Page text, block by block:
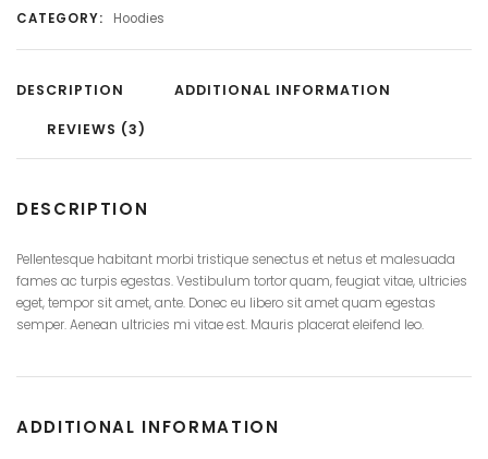
CATEGORY:
Hoodies
DESCRIPTION ADDITIONAL INFORMATION
REVIEWS (3)
DESCRIPTION
Pellentesque habitant morbi tristique senectus et netus et malesuada
fames ac turpis egestas. Vestibulum tortor quam, feugiat vitae, ultricies
eget, tempor sit amet, ante. Donec eu libero sit amet quam egestas
semper. Aenean ultricies mi vitae est. Mauris placerat eleifend leo.
ADDITIONAL INFORMATION